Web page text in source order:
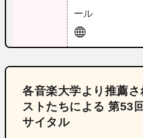
ール
各音楽大学より推薦
ストたちによる 第53
サイタル